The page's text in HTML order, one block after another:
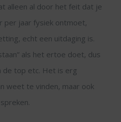
alleen al door het feit dat je
per jaar fysiek ontmoet,
echt een uitdaging is.
als het ertoe doet, dus
de top etc. Het is erg
weet te vinden, maar ook